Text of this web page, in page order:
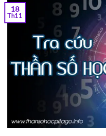
18
Th11